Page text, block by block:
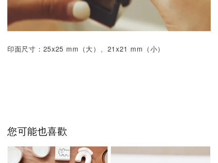
印面尺寸：25x25 mm（大）、21x21 mm（小）
您可能也喜歡